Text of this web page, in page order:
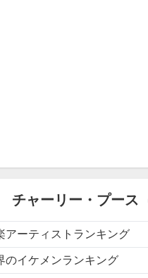
チャーリー・プース
アーティストランキング
のイケメンランキング